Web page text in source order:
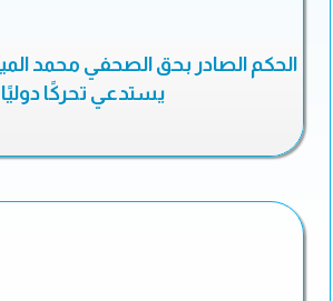
الحكم الصادر بحق الصحفي محمد
يستدعي تحركًا دوليًا